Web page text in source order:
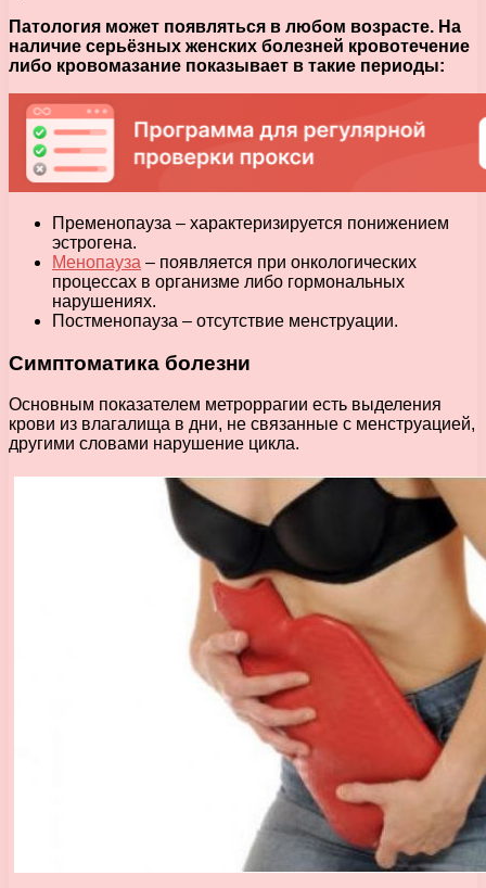
Патология может появляться в любом возрасте. На
наличие серьёзных женских болезней кровотечение
либо кровомазание показывает в такие периоды:
Пременопауза – характеризируется понижением
эстрогена.
Менопауза – появляется при онкологических
процессах в организме либо гормональных
нарушениях.
Постменопауза – отсутствие менструации.
Симптоматика болезни
Основным показателем метроррагии есть выделения
крови из влагалища в дни, не связанные с менструацией,
другими словами нарушение цикла.